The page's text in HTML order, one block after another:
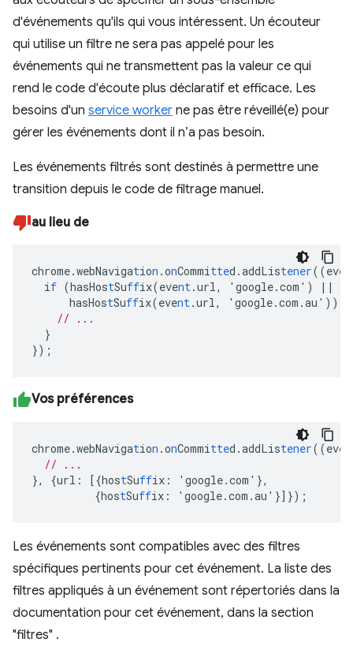
d'événements qu'ils qui vous intéressent. Un écouteur
qui utilise un filtre ne sera pas appelé pour les
événements qui ne transmettent pas la valeur ce qui
rend le code d'écoute plus déclaratif et efficace. Les
besoins d'un service worker ne pas être réveillé(e) pour
gérer les événements dont il n’a pas besoin.
Les événements filtrés sont destinés à permettre une
transition depuis le code de filtrage manuel.
au lieu de
chrome.webNavigation .onCommitted.addListener((eve
if (hasHostSuffix(event.url, 'google.com')
||
hasHostSuffix(event.url, 'google.com.au'))
// ...
}
});
Vos préférences
chrome.webNavigation .onCommitted.addListener((eve
// ...
},
{url : [{hostSuffix : 'google.com' },
{hostSuffix : 'google.com.au' }]});
Les événements sont compatibles avec des filtres
spécifiques pertinents pour cet événement. La liste des
filtres appliqués à un événement sont répertoriés dans la
documentation pour cet événement, dans la section
"filtres" .